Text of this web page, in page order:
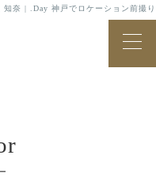
知奈 | .Day 神戸でロケーション前撮り